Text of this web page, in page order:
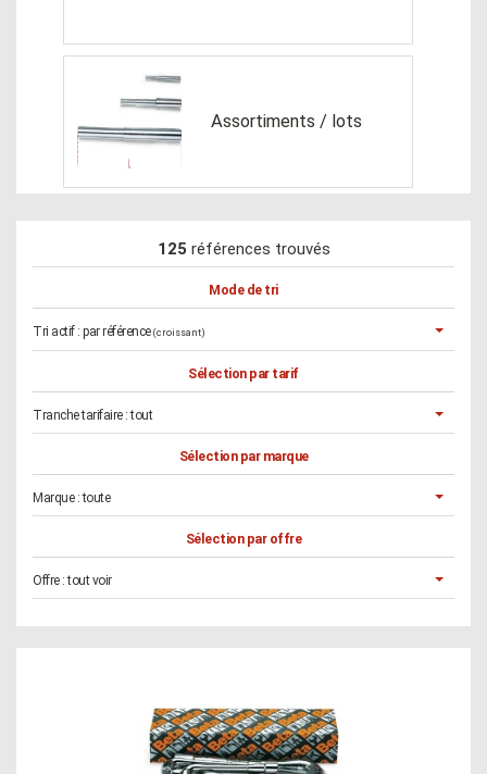
Assortiments / lots
125 références trouvés
Mode de tri
Tri actif : par référence (croissant)
Sélection par tarif
Tranche tarifaire :tout
Sélection par marque
Marque :toute
Sélection par offre
Offre :tout voir